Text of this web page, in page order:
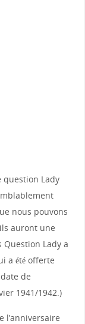
question Lady
nous pouvons
auront une
Question Lady a
a été offerte
de
1941/1942.)
l’anniversaire